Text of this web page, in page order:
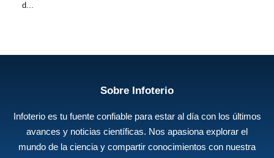
d...
Sobre Infoterio
Infoterio es tu fuente confiable para estar al día con los últimos
avances y noticias científicas. Nos apasiona explorar el
mundo de la ciencia y compartir conocimientos con nuestra